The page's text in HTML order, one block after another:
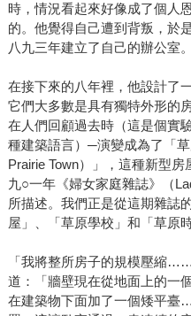
時，情況看起來好像成了個人
的。他覺得自己遭到背叛，於
八九三年建立了自己的辦公室。
在接下來的八年裡，他設計了
它們大多數是具有獨特外形的
在人們回顧過去時（這是個實
種建築語言）─演變成為了「
Prairie Town）」，這種新型
九○一年《婦女家庭雜誌》（
所描述。我們正是從這期雜誌
屋」、「草原學校」和「草原
「我將整所房子的規模壓縮
道：「牆壁現在從地面上的
在建築物下面加了一個矮平